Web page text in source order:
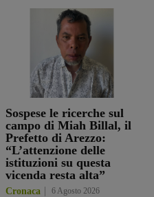
Sospese le ricerche sul
campo di Miah Billal, il
Prefetto di Arezzo:
“L’attenzione delle
istituzioni su questa
vicenda resta alta”
Cronaca 6 Agosto 2026